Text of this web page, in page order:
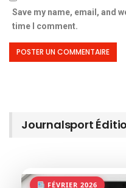
Save my name, email, and
time I comment.
Journalsport
FÉVRIER 2026